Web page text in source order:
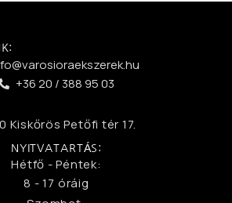
+36 20 / 388 95 03
Kiskőrös Petőfi tér 17.
NYITVATARTÁS:
Hétfő - Péntek:
8 - 17 óráig